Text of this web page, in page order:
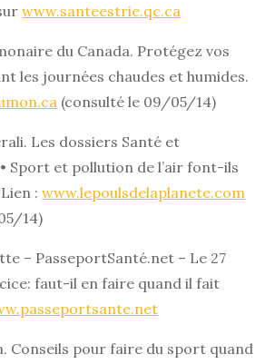
www.santeestrie.qc.ca
du Canada. Protégez vos
les journées chaudes et humides.
(consulté le 09/05/14)
Les dossiers Santé et
Sport et pollution de l’air font-ils
Lien :www.lepoulsdelaplanete.com
14)
– PasseportSanté.net – Le 27
faut-il en faire quand il fait
Conseils pour faire du sport quand